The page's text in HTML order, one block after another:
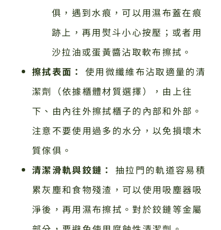
俱，遇到水痕，可以用濕布蓋在痕
跡上，再用熨斗小心按壓；或者用
沙拉油或蛋黃醬沾取軟布擦拭。
擦拭表面：
使用微纖維布沾取適量的清
潔劑（依據櫃體材質選擇），由上往
下、由內往外擦拭櫃子的內部和外部。
注意不要使用過多的水分，以免損壞木
質傢俱。
清潔滑軌與鉸鏈：
抽拉門的軌道容易積
累灰塵和食物殘渣，可以使用吸塵器吸
淨後，再用濕布擦拭。對於鉸鏈等金屬